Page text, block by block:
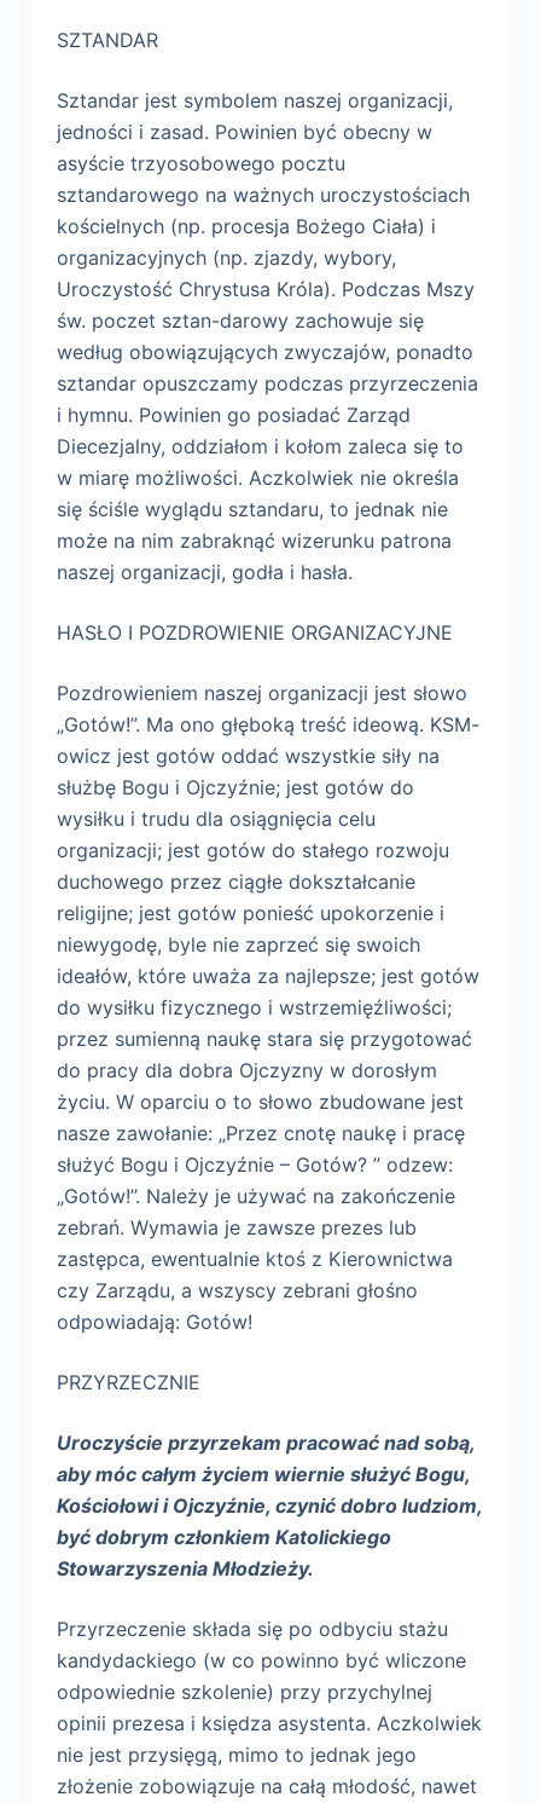
SZTANDAR
Sztandar jest symbolem naszej organizacji,
jedności i zasad. Powinien być obecny w
asyście trzyosobowego pocztu
sztandarowego na ważnych uroczystościach
kościelnych (np. procesja Bożego Ciała) i
organizacyjnych (np. zjazdy, wybory,
Uroczystość Chrystusa Króla). Podczas Mszy
św. poczet sztan-darowy zachowuje się
według obowiązujących zwyczajów, ponadto
sztandar opuszczamy podczas przyrzeczenia
i hymnu. Powinien go posiadać Zarząd
Diecezjalny, oddziałom i kołom zaleca się to
w miarę możliwości. Aczkolwiek nie określa
się ściśle wyglądu sztandaru, to jednak nie
może na nim zabraknąć wizerunku patrona
naszej organizacji, godła i hasła.
HASŁO I POZDROWIENIE ORGANIZACYJNE
Pozdrowieniem naszej organizacji jest słowo
„Gotów!”. Ma ono głęboką treść ideową. KSM-
owicz jest gotów oddać wszystkie siły na
służbę Bogu i Ojczyźnie; jest gotów do
wysiłku i trudu dla osiągnięcia celu
organizacji; jest gotów do stałego rozwoju
duchowego przez ciągłe dokształcanie
religijne; jest gotów ponieść upokorzenie i
niewygodę, byle nie zaprzeć się swoich
ideałów, które uważa za najlepsze; jest gotów
do wysiłku fizycznego i wstrzemięźliwości;
przez sumienną naukę stara się przygotować
do pracy dla dobra Ojczyzny w dorosłym
życiu. W oparciu o to słowo zbudowane jest
nasze zawołanie: „Przez cnotę naukę i pracę
służyć Bogu i Ojczyźnie – Gotów? ” odzew:
„Gotów!”. Należy je używać na zakończenie
zebrań. Wymawia je zawsze prezes lub
zastępca, ewentualnie ktoś z Kierownictwa
czy Zarządu, a wszyscy zebrani głośno
odpowiadają: Gotów!
PRZYRZECZNIE
Uroczyście przyrzekam pracować nad sobą,
aby móc całym życiem wiernie służyć Bogu,
Kościołowi i Ojczyźnie, czynić dobro ludziom,
być dobrym członkiem Katolickiego
Stowarzyszenia Młodzieży.
Przyrzeczenie składa się po odbyciu stażu
kandydackiego (w co powinno być wliczone
odpowiednie szkolenie) przy przychylnej
opinii prezesa i księdza asystenta. Aczkolwiek
nie jest przysięgą, mimo to jednak jego
złożenie zobowiązuje na całą młodość, nawet